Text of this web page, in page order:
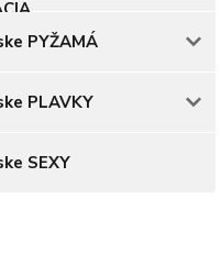
PYŽAMÁ
PLAVKY
SEXY